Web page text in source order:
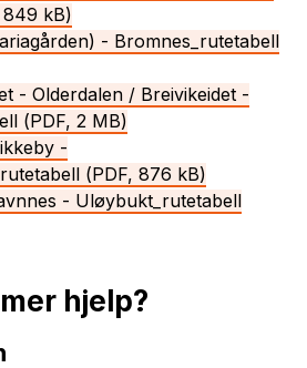
849 kB)
- Bromnes_rutetabell
- Olderdalen / Breivikeidet -
(PDF, 2 MB)
-
(PDF, 876 kB)
- Uløybukt_rutetabell
hjelp?